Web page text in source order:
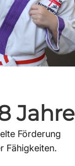
Jahre
Förderung
Fähigkeiten.